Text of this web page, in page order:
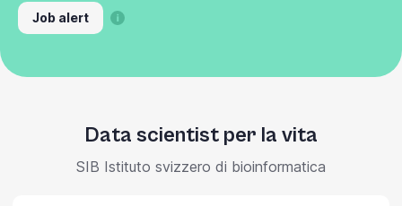
Job alert
Data scientist per la vita
SIB Istituto svizzero di bioinformatica